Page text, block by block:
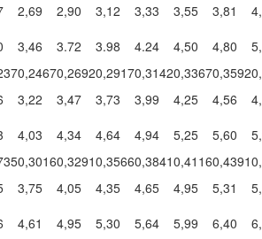
2,69 2,90 3,12 3,33 3,55 3,81
3,46 3.72 3.98 4.24 4,50 4,80
0,24670,26920,29170,31420,33670,3592
3,22 3,47 3,73 3,99 4,25 4,56
4,03 4,34 4,64 4,94 5,25 5,60
0,30160,32910,35660,38410,41160,4391
3,75 4,05 4,35 4,65 4,95 5,31
4,61 4,95 5,30 5,64 5,99 6,40